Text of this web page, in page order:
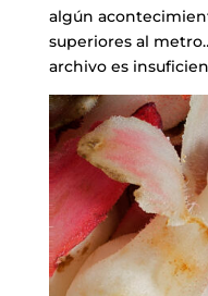
algún
superiores al
archivo es